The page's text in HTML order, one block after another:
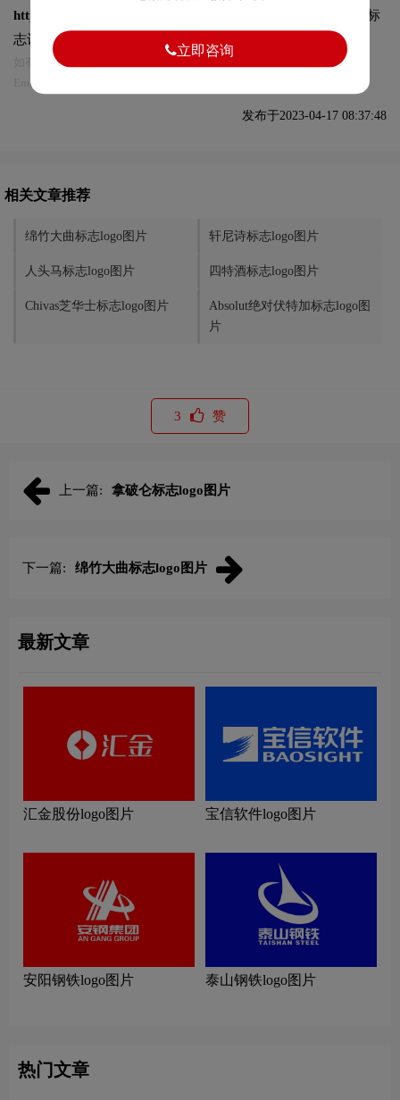
https://logo9.net/works/10803.html
转载时请注明出处为诗宸标
志设计及本链接!
如有内容侵犯您的合法权益，请及时与我们联系
Email:75696531@qq.com，我们将第一时间安排删除。
发布于2023-04-17 08:37:48
相关文章推荐
绵竹大曲标志logo图片 轩尼诗标志logo图片
人头马标志logo图片 四特酒标志logo图片
Chivas芝华士标志logo图片
Absolut绝对伏特加标志logo图
片
3 赞
上一篇: 拿破仑标志logo图片
下一篇: 绵竹大曲标志logo图片
最新文章
汇金股份logo图片 宝信软件logo图片
安阳钢铁logo图片 泰山钢铁logo图片
热门文章
立即咨询